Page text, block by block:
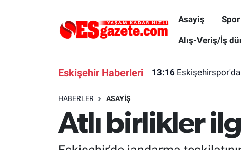
Asayiş Spor
Alış-Veriş/İş
Eskişehir Haberleri 13:16
HABERLER ASAYIŞ
Atlı birlikler
Eskişehirspor Arşivi
Eskişehir Nöbetçi Eczaneler
Süper Lig Puan Durumu ve Fikstür